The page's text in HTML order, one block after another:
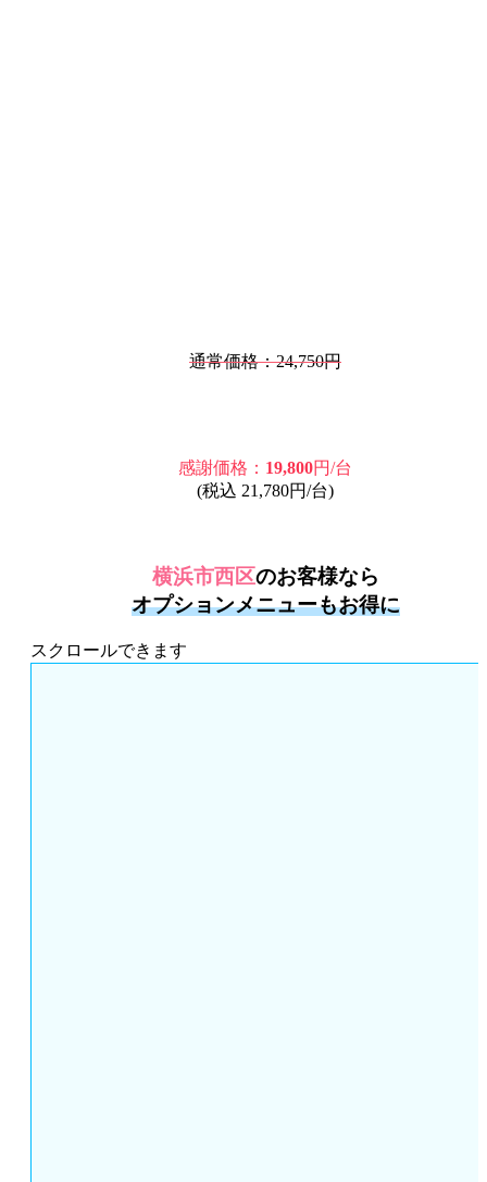
通常価格：24,750円
感謝価格： 19,800円/台
(税込 21,780円/台)
横浜市西区のお客様なら
オプションメニューもお得に
スクロールできます